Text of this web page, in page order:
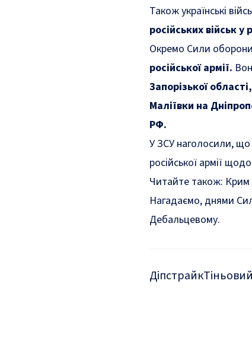
Також українські
російських військ
Окремо Сили
російської армії.
Запорізької
Маліївки на
РФ.
У ЗСУ наголосили, що
російської армії
Читайте також: Крим
Нагадаємо, днями
Дебальцевому.
Діпстрайк